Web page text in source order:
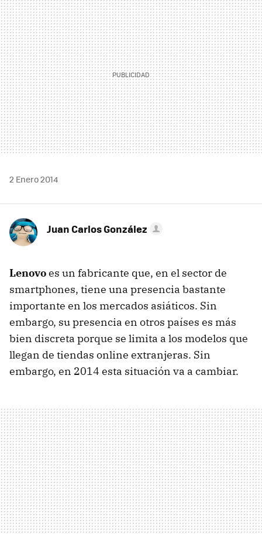
MAIL
2 Enero 2014
Juan Carlos González
Lenovoes un fabricante que, en el sector de
smartphones, tiene una presencia bastante
importante en los mercados asiáticos. Sin
embargo, su presencia en otros países es más
bien discreta porque se limita a los modelos que
llegan de tiendas online extranjeras. Sin
embargo, en 2014 esta situación va a cambiar.